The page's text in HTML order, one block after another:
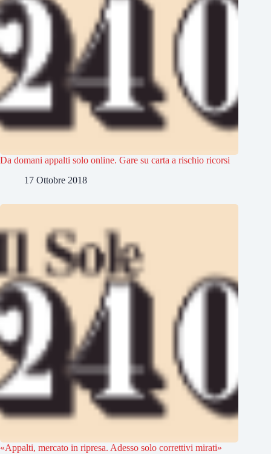
Da domani appalti solo online. Gare su carta a rischio ricorsi
17 Ottobre 2018
«Appalti, mercato in ripresa. Adesso solo correttivi mirati»